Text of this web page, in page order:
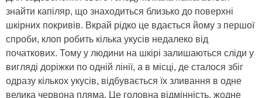
знайти капіляр, що знаходиться близько до поверхні
шкірних покривів. Вкрай рідко це вдається йому з першої
спроби, клоп робить кілька укусів недалеко від
початкових. Тому у людини на шкірі залишаються сліди у
вигляді доріжки по одній лінії, а в місці, де сталося збіг
одразу кількох укусів, відбувається їх зливання в одне
велика червона пляма. Це головна відмінність, жодне